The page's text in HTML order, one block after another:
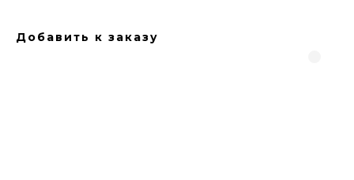
Добавить к заказу